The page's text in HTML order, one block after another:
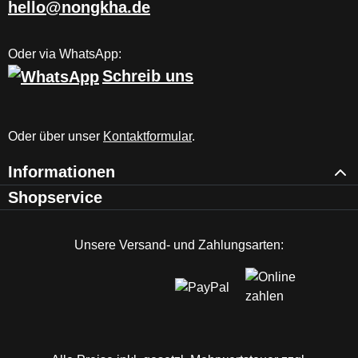
hello@nongkha.de
Oder via WhatsApp:
Schreib uns
Oder über unser Kontaktformular.
Informationen
Shopservice
Unsere Versand- und Zahlungsarten: